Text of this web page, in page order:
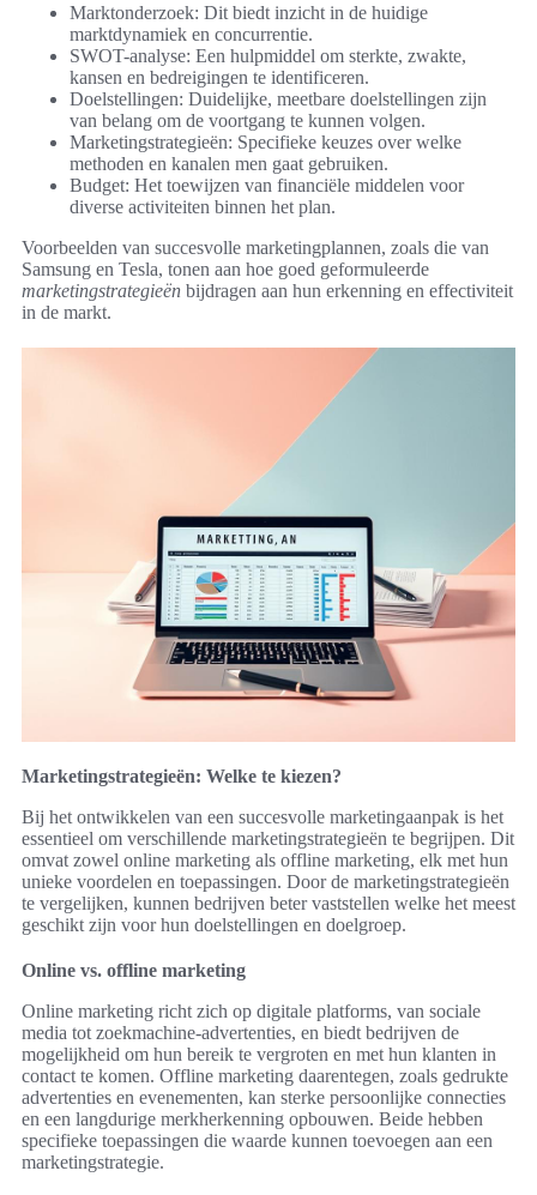
Marktonderzoek: Dit biedt inzicht in de huidige
marktdynamiek en concurrentie.
SWOT-analyse: Een hulpmiddel om sterkte, zwakte,
kansen en bedreigingen te identificeren.
Doelstellingen: Duidelijke, meetbare doelstellingen zijn
van belang om de voortgang te kunnen volgen.
Marketingstrategieën: Specifieke keuzes over welke
methoden en kanalen men gaat gebruiken.
Budget: Het toewijzen van financiële middelen voor
diverse activiteiten binnen het plan.
Voorbeelden van succesvolle marketingplannen, zoals die van
Samsung en Tesla, tonen aan hoe goed geformuleerde
marketingstrategieën bijdragen aan hun erkenning en effectiviteit
in de markt.
Marketingstrategieën: Welke te kiezen?
Bij het ontwikkelen van een succesvolle marketingaanpak is het
essentieel om verschillende marketingstrategieën te begrijpen. Dit
omvat zowel online marketing als offline marketing, elk met hun
unieke voordelen en toepassingen. Door de marketingstrategieën
te vergelijken, kunnen bedrijven beter vaststellen welke het meest
geschikt zijn voor hun doelstellingen en doelgroep.
Online vs. offline marketing
Online marketing richt zich op digitale platforms, van sociale
media tot zoekmachine-advertenties, en biedt bedrijven de
mogelijkheid om hun bereik te vergroten en met hun klanten in
contact te komen. Offline marketing daarentegen, zoals gedrukte
advertenties en evenementen, kan sterke persoonlijke connecties
en een langdurige merkherkenning opbouwen. Beide hebben
specifieke toepassingen die waarde kunnen toevoegen aan een
marketingstrategie.